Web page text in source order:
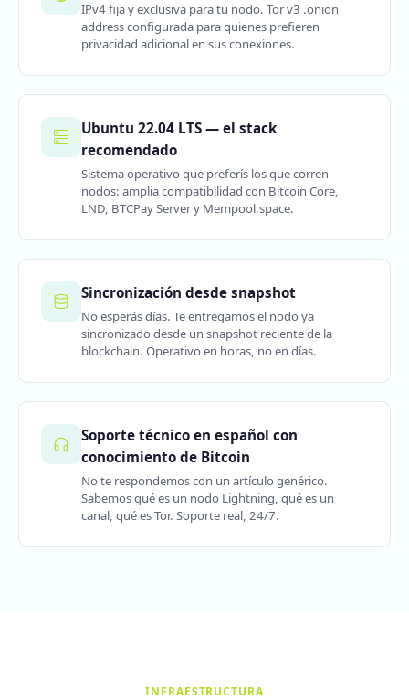
IPv4 fija y exclusiva para tu nodo. Tor v3 .onion
address configurada para quienes prefieren
privacidad adicional en sus conexiones.
Ubuntu 22.04 LTS — el stack
recomendado
Sistema operativo que preferís los que corren
nodos: amplia compatibilidad con Bitcoin Core,
LND, BTCPay Server y Mempool.space.
Sincronización desde snapshot
No esperás días. Te entregamos el nodo ya
sincronizado desde un snapshot reciente de la
blockchain. Operativo en horas, no en días.
Soporte técnico en español con
conocimiento de Bitcoin
No te respondemos con un artículo genérico.
Sabemos qué es un nodo Lightning, qué es un
canal, qué es Tor. Soporte real, 24/7.
INFRAESTRUCTURA